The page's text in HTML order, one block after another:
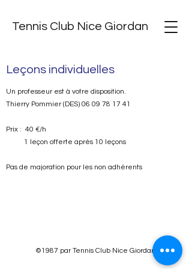
Tennis Club Nice Giordan
Leçons individuelles
Un professeur est à votre disposition.
Thierry Pommier (DES) 06 09 78 17 41
Prix : 40 €/h
1 leçon offerte après 10 leçons
Pas de majoration pour les non adhérents
©1987 par Tennis Club Nice Giordan.